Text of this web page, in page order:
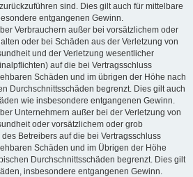
sind. Dies gilt auch für mittelbare
entgangenen Gewinn.
Verbrauchern außer bei vorsätzlichem oder
oder bei Schäden aus der Verletzung von
und der Verletzung wesentlicher
auf die bei Vertragsschluss
Schäden und im übrigen der Höhe nach
Durchschnittsschäden begrenzt. Dies gilt auch
wie insbesondere entgangenen Gewinn.
Unternehmern außer bei der Verletzung von
oder vorsätzlichem oder grob
Betreibers auf die bei Vertragsschluss
Schäden und im Übrigen der Höhe
Durchschnittsschäden begrenzt. Dies gilt
insbesondere entgangenen Gewinn.